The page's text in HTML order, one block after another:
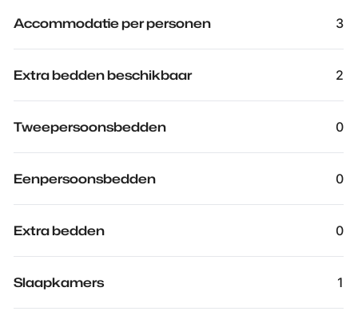
Accommodatie per personen 3
Extra bedden beschikbaar 2
Tweepersoonsbedden 0
Eenpersoonsbedden 0
Extra bedden 0
Slaapkamers 1